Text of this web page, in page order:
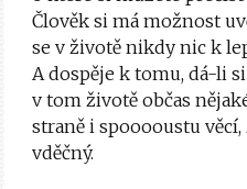
Člověk si má možnost
se v životě nikdy nic k
A dospěje k tomu, dá-li
v tom životě občas
straně i spooooustu
vděčný.